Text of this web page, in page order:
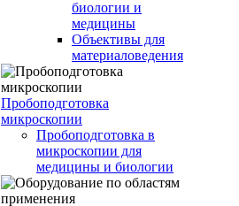
биологии и
медицины
Объективы для
материаловедения
Пробоподготовка
микроскопии
Пробоподготовка в
микроскопии для
медицины и биологии